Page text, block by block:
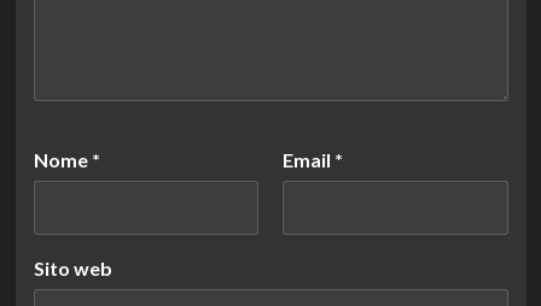
Nome * Email *
Sito web